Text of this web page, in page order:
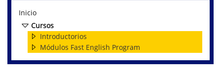
Inicio
Cursos
Introductorios
Módulos Fast English Program